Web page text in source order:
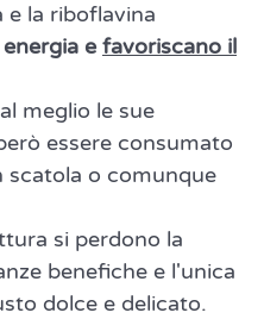
e la riboflavina
efavoriscano il
meglio le sue
essere consumato
scatola o comunque
si perdono la
benefiche e l'unica
dolce e delicato.